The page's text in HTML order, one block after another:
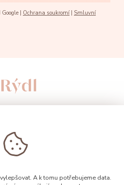
| Ochrana soukromí
Smluvní
A k tomu potřebujeme data.